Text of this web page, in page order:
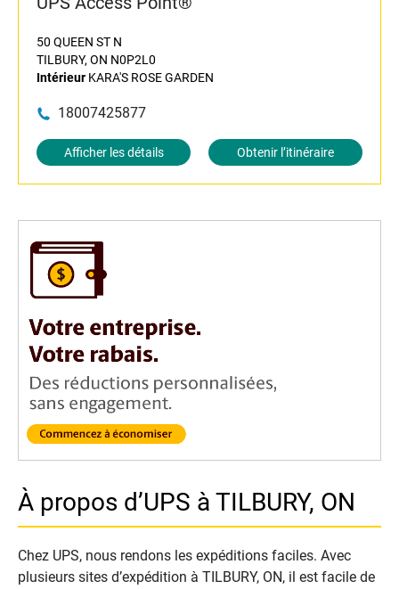
50 QUEEN ST N
TILBURY, ON N0P2L0
Intérieur KARA'S ROSE GARDEN
18007425877
Afficher les détails Obtenir l’itinéraire
À propos d’UPS à TILBURY, ON
Chez UPS, nous rendons les expéditions faciles. Avec
plusieurs sites d’expédition à TILBURY, ON, il est facile de